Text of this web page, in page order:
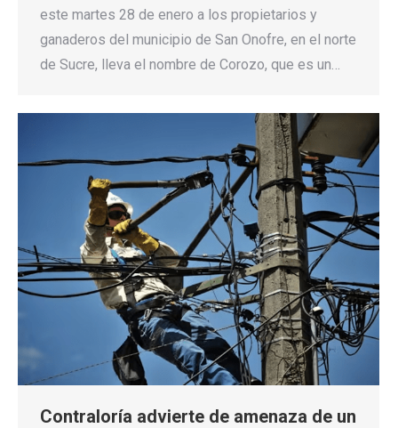
este martes 28 de enero a los propietarios y
ganaderos del municipio de San Onofre, en el norte
de Sucre, lleva el nombre de Corozo, que es un…
Contraloría advierte de amenaza de un